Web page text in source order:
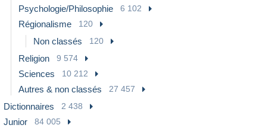
Psychologie/Philosophie 6 102
Régionalisme 120
Non classés 120
Religion 9 574
Sciences 10 212
Autres & non classés 27 457
Dictionnaires 2 438
Junior 84 005